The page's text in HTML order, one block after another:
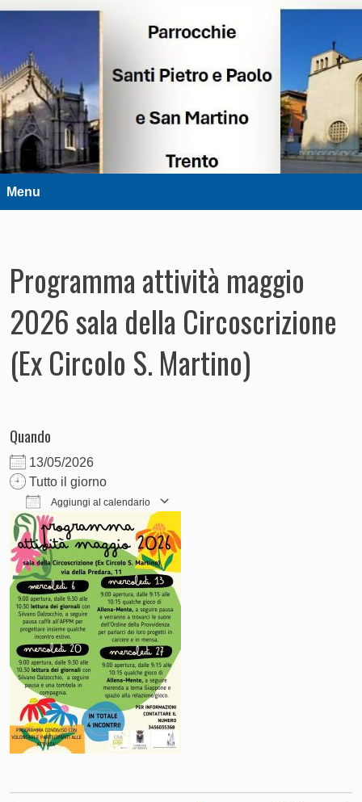
Parrocchie Santi Pietro e Paolo e
San Martino – Trento
DIOCESI DI TRENTO
Menu
Programma attività maggio
2026 sala della Circoscrizione
(Ex Circolo S. Martino)
Quando
13/05/2026
Tutto il giorno
Aggiungi al calendario
Download ICS